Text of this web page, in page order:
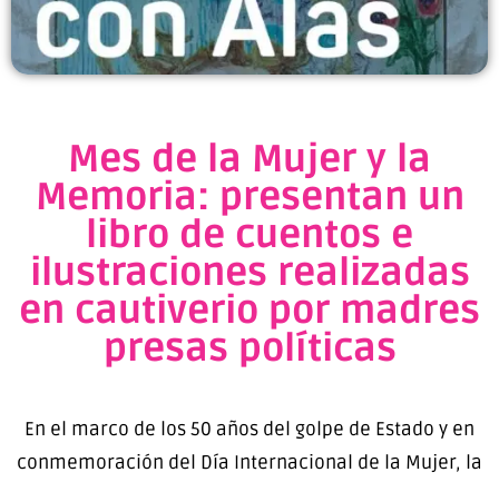
Mes de la Mujer y la
Memoria: presentan un
libro de cuentos e
ilustraciones realizadas
en cautiverio por madres
presas políticas
En el marco de los 50 años del golpe de Estado y en
conmemoración del Día Internacional de la Mujer, la